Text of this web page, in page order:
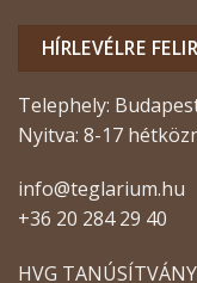
HÍRLEVÉLRE
Telephely:
Nyitva: 8-17
info@teglarium.hu
+36 20 284 29 40
HVG TANÚSÍTVÁNY